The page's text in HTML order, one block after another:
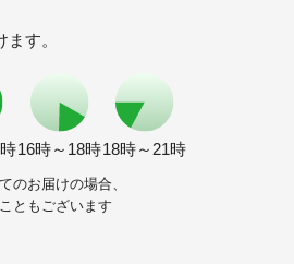
す。
16時～18時18時～21時
のお届けの場合、
ともございます